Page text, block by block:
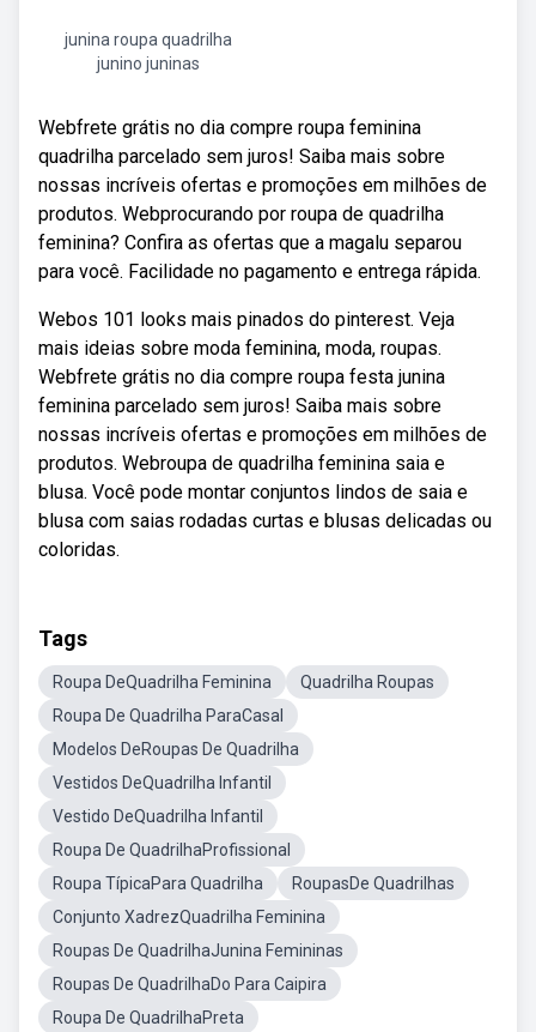
junina roupa quadrilha
junino juninas
Webfrete grátis no dia compre roupa feminina
quadrilha parcelado sem juros! Saiba mais sobre
nossas incríveis ofertas e promoções em milhões de
produtos. Webprocurando por roupa de quadrilha
feminina? Confira as ofertas que a magalu separou
para você. Facilidade no pagamento e entrega rápida.
Webos 101 looks mais pinados do pinterest. Veja
mais ideias sobre moda feminina, moda, roupas.
Webfrete grátis no dia compre roupa festa junina
feminina parcelado sem juros! Saiba mais sobre
nossas incríveis ofertas e promoções em milhões de
produtos. Webroupa de quadrilha feminina saia e
blusa. Você pode montar conjuntos lindos de saia e
blusa com saias rodadas curtas e blusas delicadas ou
coloridas.
Tags
Roupa DeQuadrilha Feminina
Quadrilha Roupas
Roupa De Quadrilha ParaCasal
Modelos DeRoupas De Quadrilha
Vestidos DeQuadrilha Infantil
Vestido DeQuadrilha Infantil
Roupa De QuadrilhaProfissional
Roupa TípicaPara Quadrilha
RoupasDe Quadrilhas
Conjunto XadrezQuadrilha Feminina
Roupas De QuadrilhaJunina Femininas
Roupas De QuadrilhaDo Para Caipira
Roupa De QuadrilhaPreta